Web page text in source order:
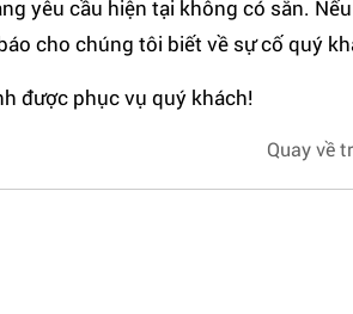
yêu cầu hiện tại không có sẵn.
cho chúng tôi biết về sự cố quý
được phục vụ quý khách!
Quay về